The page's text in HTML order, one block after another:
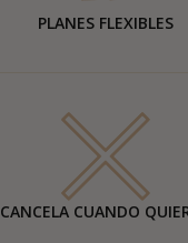
PLANES FLEXIBLES
CANCELA CUANDO